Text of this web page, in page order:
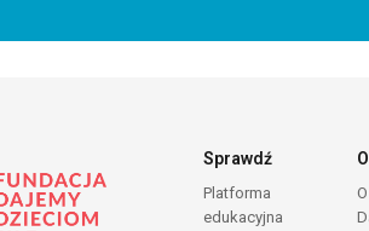
Sprawdź
Platforma
edukacyjna